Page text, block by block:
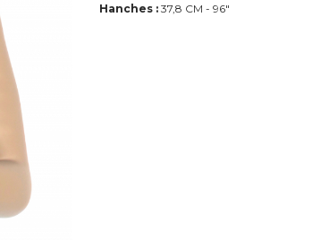
Hanches : 37,8 CM - 96"